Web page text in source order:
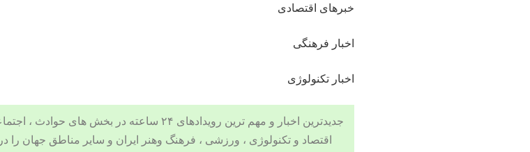
خبرهای اقتصادی
اخبار فرهنگی
اخبار تکنولوژی
جدیدترین اخبار و مهم ترین رویدادهای ۲۴ ساعته در بخش های حوادث ، اجتماعی ، سیاسی ،
اقتصاد وتکنولوژی ، ورزشی ، فرهنگ وهنر ایران و سایر مناطق جهان را در